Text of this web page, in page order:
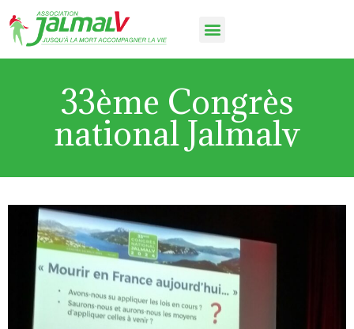
33ème Congrès
national Jalmalv